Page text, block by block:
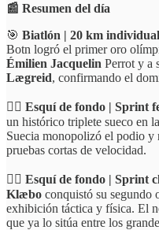
📰 Resumen del día
🎯 Biatlón | 20 km
Botn logró el primer oro
Émilien Jacquelin Perrot y a
Lægreid, confirmando el
🏃‍♀️ Esquí de fondo | Sprint
un histórico triplete sueco en
Suecia monopolizó el podio y
pruebas cortas de velocidad.
🏃‍♂️ Esquí de fondo | Sprint
Klæbo conquistó su segundo
exhibición táctica y física. El
que ya lo sitúa entre los